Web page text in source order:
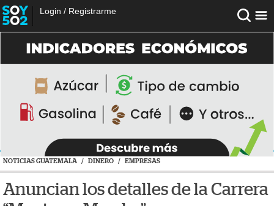
Login / Registrarme
NOTICIAS GUATEMALA / DINERO / EMPRESAS
Anuncian los detalles de la Carrera